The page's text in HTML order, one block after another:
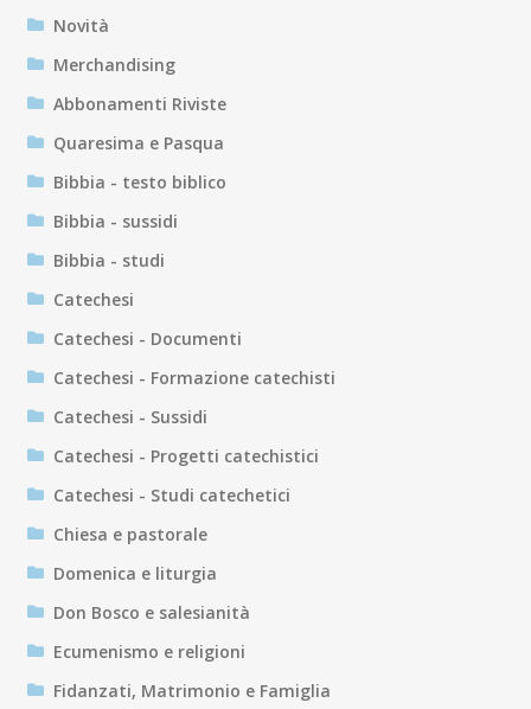
Novità
Merchandising
Abbonamenti Riviste
Quaresima e Pasqua
Bibbia - testo biblico
Bibbia - sussidi
Bibbia - studi
Catechesi
Catechesi - Documenti
Catechesi - Formazione catechisti
Catechesi - Sussidi
Catechesi - Progetti catechistici
Catechesi - Studi catechetici
Chiesa e pastorale
Domenica e liturgia
Don Bosco e salesianità
Ecumenismo e religioni
Fidanzati, Matrimonio e Famiglia